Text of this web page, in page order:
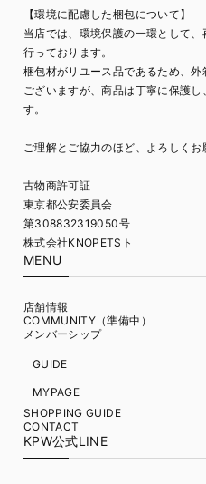
【環境に配慮した梱包について】
当店では、環境保護の一環として
行っております。
梱包材がリユース品であるため、
ございますが、商品は丁寧に保護
す。
ご理解とご協力のほど、よろしくお
古物商許可証
東京都公安委員会
第308832319050号
株式会社KNOPETSト
MENU
店舗情報
COMMUNITY（準備中）
メンバーシップ
GUIDE
MYPAGE
SHOPPING GUIDE
CONTACT
KPW公式LINE